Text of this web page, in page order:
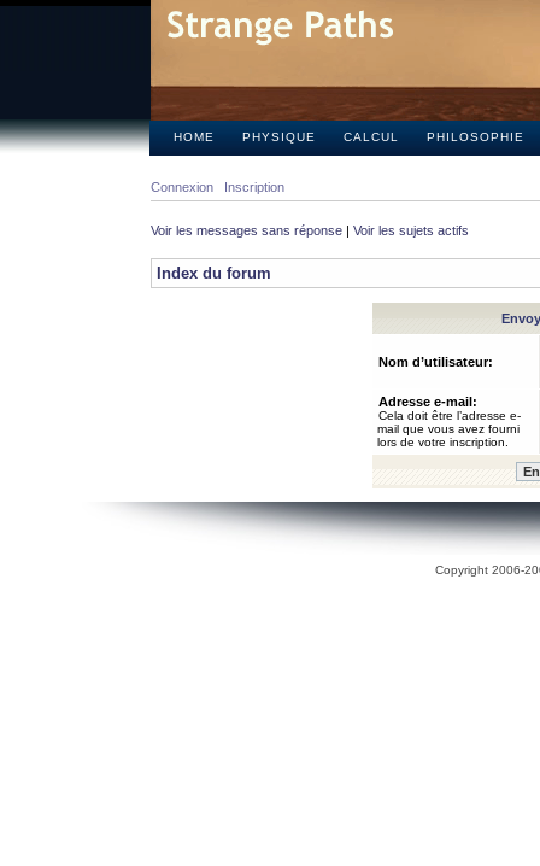
HOME PHYSIQUE CALCUL PHILOSOPHIE
Connexion Inscription
Voir les messages sans réponse | Voir les sujets actifs
Index du forum
Nom d’utilisateur:
Adresse e-mail:
Cela doit être l’adresse e-
mail que vous avez fourni
lors de votre inscription.
Copyright 2006-